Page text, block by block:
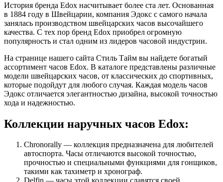
История бренда Edox насчитывает более ста лет. Основанная
в 1884 году в Швейцарии, компания Эдокс с самого начала
занялась производством швейцарских часов высочайшего
качества. С тех пор бренд Edox приобрел огромную
популярность и стал одним из лидеров часовой индустрии.
На странице нашего сайта Стиль Тайм вы найдете богатый
ассортимент часов Edox. В каталоге представлены различные
модели швейцарских часов, от классических до спортивных,
которые подойдут для любого случая. Каждая модель часов
Эдокс отличается элегантностью дизайна, высокой точностью
хода и надежностью.
Коллекции наручных часов Edox:
Chronorally — коллекция предназначена для любителей
автоспорта. Часы отличаются высокой точностью,
прочностью и специальными функциями для гонщиков,
такими как тахиметр и хронограф.